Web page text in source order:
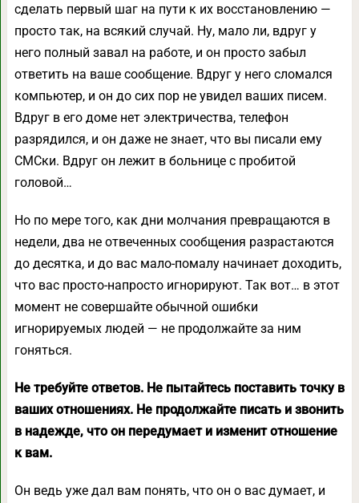
сделать первый шаг на пути к их восстановлению —
просто так, на всякий случай. Ну, мало ли, вдруг у
него полный завал на работе, и он просто забыл
ответить на ваше сообщение. Вдруг у него сломался
компьютер, и он до сих пор не увидел ваших писем.
Вдруг в его доме нет электричества, телефон
разрядился, и он даже не знает, что вы писали ему
СМСки. Вдруг он лежит в больнице с пробитой
головой…
Но по мере того, как дни молчания превращаются в
недели, два не отвеченных сообщения разрастаются
до десятка, и до вас мало-помалу начинает доходить,
что вас просто-напросто игнорируют. Так вот… в этот
момент не совершайте обычной ошибки
игнорируемых людей — не продолжайте за ним
гоняться.
Не требуйте ответов. Не пытайтесь поставить точку в
ваших отношениях. Не продолжайте писать и звонить
в надежде, что он передумает и изменит отношение
к вам.
Он ведь уже дал вам понять, что он о вас думает, и